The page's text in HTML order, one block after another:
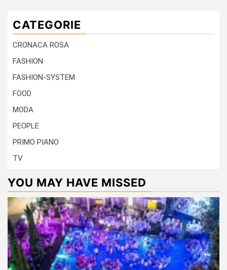
CATEGORIE
CRONACA ROSA
FASHION
FASHION-SYSTEM
FOOD
MODA
PEOPLE
PRIMO PIANO
TV
YOU MAY HAVE MISSED